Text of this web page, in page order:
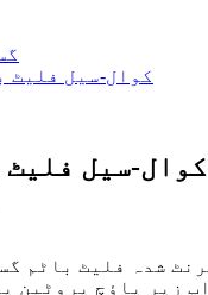
کوال-سیل فلیٹ
کوال-سیل